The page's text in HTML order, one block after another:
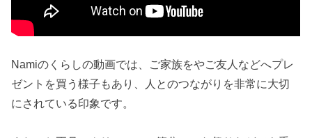
Namiのくらしの動画では、ご家族をやご友人などへプレ
ゼントを買う様子もあり、人とのつながりを非常に大切
にされている印象です。